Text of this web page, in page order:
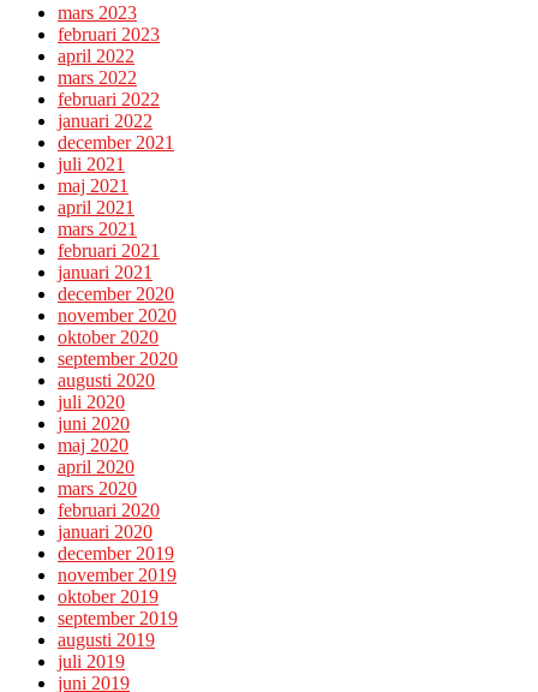
mars 2023
februari 2023
april 2022
mars 2022
februari 2022
januari 2022
december 2021
juli 2021
maj 2021
april 2021
mars 2021
februari 2021
januari 2021
december 2020
november 2020
oktober 2020
september 2020
augusti 2020
juli 2020
juni 2020
maj 2020
april 2020
mars 2020
februari 2020
januari 2020
december 2019
november 2019
oktober 2019
september 2019
augusti 2019
juli 2019
juni 2019